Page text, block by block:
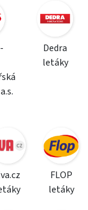
Dedra
letáky
FLOP
letáky